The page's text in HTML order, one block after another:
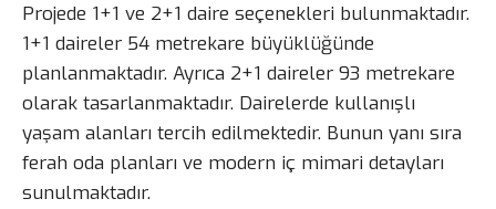
Projede 1+1 ve 2+1 daire seçenekleri bulunmaktadır.
1+1 daireler 54 metrekare büyüklüğünde
planlanmaktadır. Ayrıca 2+1 daireler 93 metrekare
olarak tasarlanmaktadır. Dairelerde kullanışlı
yaşam alanları tercih edilmektedir. Bunun yanı sıra
ferah oda planları ve modern iç mimari detayları
sunulmaktadır.